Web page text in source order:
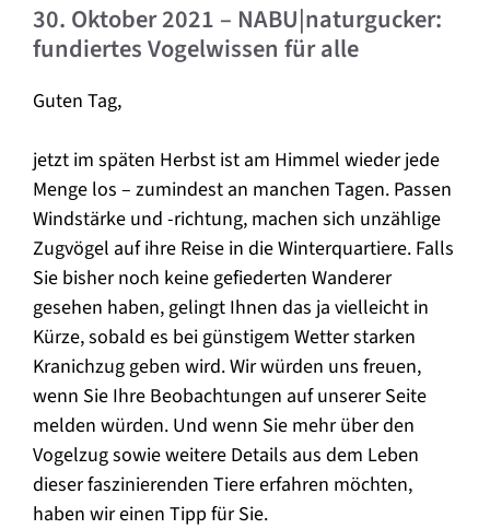
30. Oktober 2021 – NABU|naturgucker:
fundiertes Vogelwissen für alle
Guten Tag,
jetzt im späten Herbst ist am Himmel wieder jede
Menge los – zumindest an manchen Tagen. Passen
Windstärke und -richtung, machen sich unzählige
Zugvögel auf ihre Reise in die Winterquartiere. Falls
Sie bisher noch keine gefiederten Wanderer
gesehen haben, gelingt Ihnen das ja vielleicht in
Kürze, sobald es bei günstigem Wetter starken
Kranichzug geben wird. Wir würden uns freuen,
wenn Sie Ihre Beobachtungen auf unserer Seite
melden würden. Und wenn Sie mehr über den
Vogelzug sowie weitere Details aus dem Leben
dieser faszinierenden Tiere erfahren möchten,
haben wir einen Tipp für Sie.